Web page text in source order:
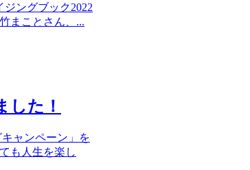
ジングブック2022
まことさん、...
した！
ャンペーン」を
も人生を楽し